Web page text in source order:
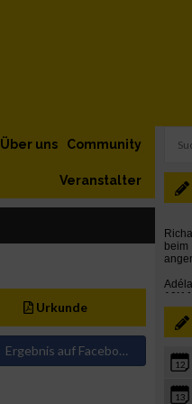
Community
Über uns
Veranstalter
Urkunde
Ergebnis auf Facebook teilen
12
13